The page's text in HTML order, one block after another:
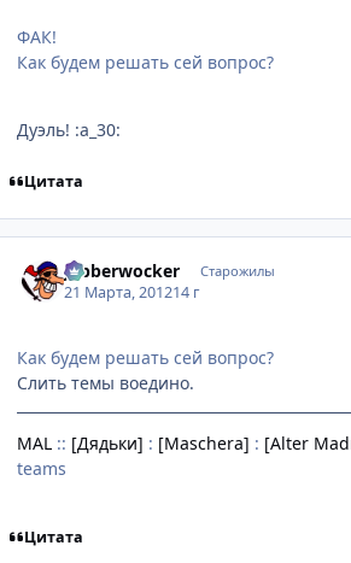
ФАК!
Как будем решать сей вопрос?
Дуэль! :a_30:
Цитата
Jabberwocker Старожилы
21 Марта, 201214 г
Как будем решать сей вопрос?
Слить темы воедино.
MAL :: [Дядьки] : [Maschera] : [Alter
teams
Цитата